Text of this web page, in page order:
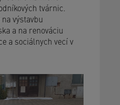
tvárnic.
výstavbu
a na renováciu
a sociálnych vecí v